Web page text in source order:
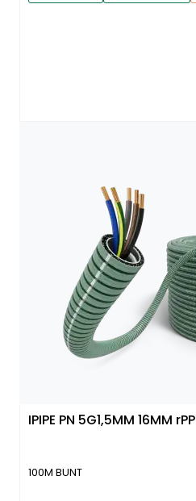
IPIPE PN 5G1,5MM 16MM rPP
100M BUNT